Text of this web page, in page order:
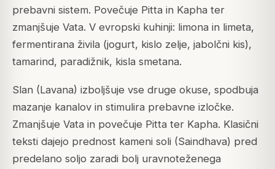
prebavni sistem. Povečuje Pitta in Kapha ter
zmanjšuje Vata. V evropski kuhinji: limona in limeta,
fermentirana živila (jogurt, kislo zelje, jabolčni kis),
tamarind, paradižnik, kisla smetana.
Slan (Lavana) izboljšuje vse druge okuse, spodbuja
mazanje kanalov in stimulira prebavne izločke.
Zmanjšuje Vata in povečuje Pitta ter Kapha. Klasični
teksti dajejo prednost kameni soli (Saindhava) pred
predelano soljo zaradi bolj uravnoteženega